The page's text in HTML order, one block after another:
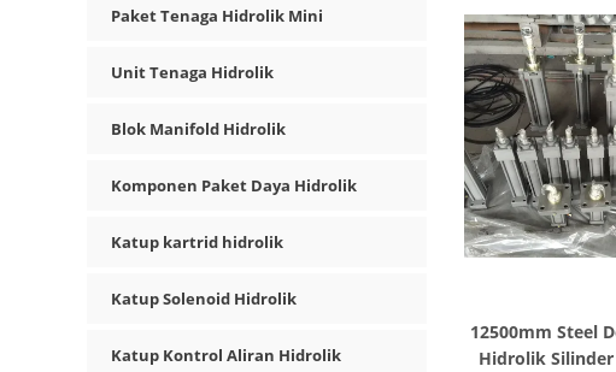
Paket Tenaga Hidrolik Mini
Unit Tenaga Hidrolik
Blok Manifold Hidrolik
Komponen Paket Daya Hidrolik
Katup kartrid hidrolik
Katup Solenoid Hidrolik
Katup Kontrol Aliran Hidrolik
products
12500mm Steel
Hidrolik